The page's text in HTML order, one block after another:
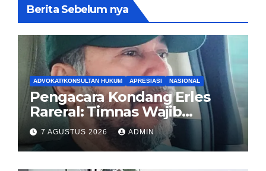
Berita Sebelum nya
ADVOKAT/KONSULTAN HUKUM APRESIASI NASIONAL
Pengacara Kondang Erles
Rareral: Timnas Wajib
Menang Lawan Singapura,
Jadi Kado HUT Kemerdekaan
untuk Rakyat
7 AGUSTUS 2026 ADMIN